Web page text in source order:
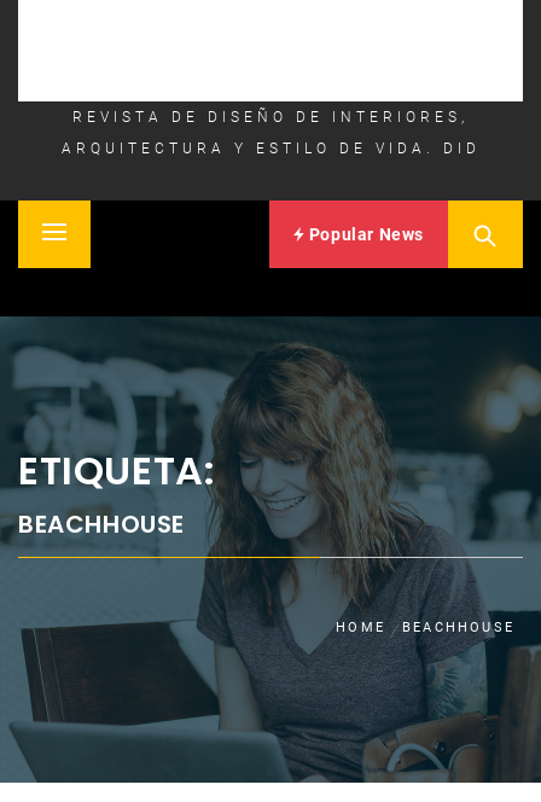
REVISTA DE DISEÑO DE INTERIORES,
ARQUITECTURA Y ESTILO DE VIDA. DID
Primary
Popular News
ETIQUETA:
BEACHHOUSE
HOME BEACHHOUSE